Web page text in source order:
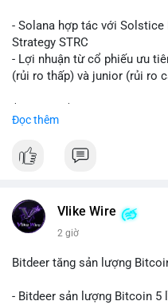
- Solana hợp tác với Solstice
Strategy STRC
- Lợi nhuận từ cổ phiếu ưu
(rủi ro thấp) và junior (rủi ro
Đọc thêm
Vlike Wire
2 giờ
Bitdeer tăng sản lượng
- Bitdeer sản lượng Bitcoin 5